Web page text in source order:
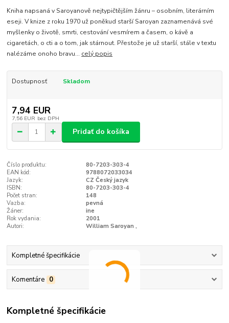
Kniha napsaná v Saroyanově nejtypičtějším žánru – osobním, literárním
eseji. V knize z roku 1970 už poněkud starší Saroyan zaznamenává své
myšlenky o životě, smrti, cestování vesmírem a časem, o kávě a
cigaretách, o cti a o tom, jak stárnout. Přestože je už starší, stále v textu
nalézáme onoho bravu... celý popis
Dostupnosť Skladom
7,94 EUR
7,56 EUR bez DPH
Pridať do košíka
Číslo produktu:
80-7203-303-4
EAN kód:
9788072033034
Jazyk:
CZ Český jazyk
ISBN:
80-7203-303-4
Počet stran:
148
Vazba:
pevná
Žáner:
ine
Rok vydania:
2001
Autori:
William Saroyan ,
Kompletné špecifikácie
Komentáre 0
Kompletné špecifikácie